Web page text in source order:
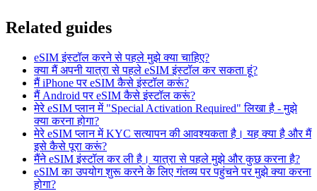
Related guides
eSIM इंस्टॉल करने से पहले मुझे क्या चाहिए?
क्या मैं अपनी यात्रा से पहले eSIM इंस्टॉल कर सकता हूं?
मैं iPhone पर eSIM कैसे इंस्टॉल करूं?
मैं Android पर eSIM कैसे इंस्टॉल करूं?
मेरे eSIM प्लान में "Special Activation Required" लिखा है - मुझे
क्या करना होगा?
मेरे eSIM प्लान में KYC सत्यापन की आवश्यकता है। यह क्या है और मैं
इसे कैसे पूरा करूं?
मैंने eSIM इंस्टॉल कर ली है। यात्रा से पहले मुझे और कुछ करना है?
eSIM का उपयोग शुरू करने के लिए गंतव्य पर पहुंचने पर मुझे क्या करना
होगा?